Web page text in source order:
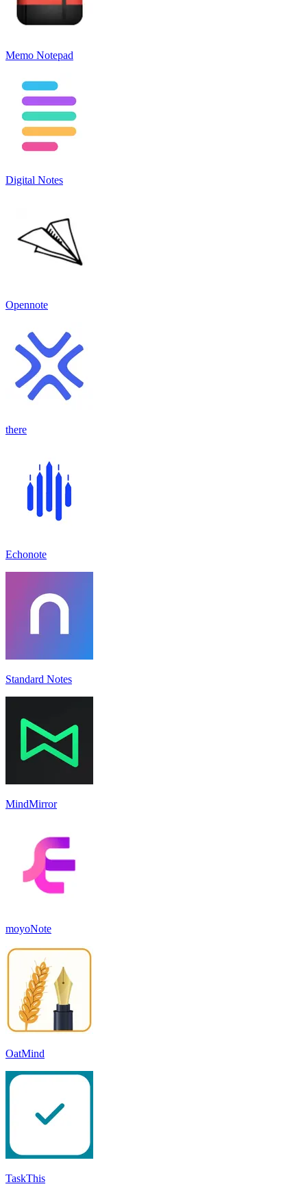
Memo Notepad
Digital Notes
Opennote
there
Echonote
Standard Notes
MindMirror
moyoNote
OatMind
TaskThis